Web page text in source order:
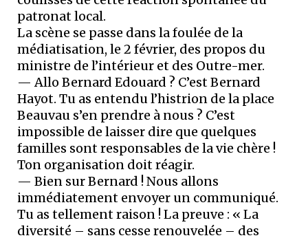
patronat local.
La scène se passe dans la foulée de la
médiatisation, le 2 février, des propos du
ministre de l’intérieur et des Outre-mer.
— Allo Bernard Edouard ? C’est Bernard
Hayot. Tu as entendu l’histrion de la place
Beauvau s’en prendre à nous ? C’est
impossible de laisser dire que quelques
familles sont responsables de la vie chère !
Ton organisation doit réagir.
— Bien sur Bernard ! Nous allons
immédiatement envoyer un communiqué.
Tu as tellement raison ! La preuve : « La
diversité – sans cesse renouvelée – des